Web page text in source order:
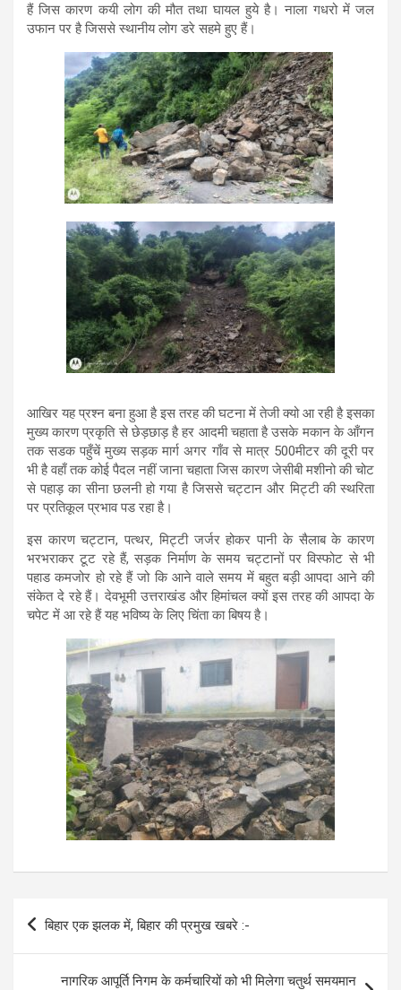
हैं जिस कारण कयी लोग की मौत तथा घायल हुये है। नाला गधरो में जल
उफान पर है जिससे स्थानीय लोग डरे सहमे हुए हैं।
आखिर यह प्रश्न बना हुआ है इस तरह की घटना में तेजी क्यो आ रही है इसका
मुख्य कारण प्रकृति से छेड़छाड़ है हर आदमी चहाता है उसके मकान के आँगन
तक सडक पहुँचें मुख्य सड़क मार्ग अगर गाँव से मात्र 500मीटर की दूरी पर
भी है वहाँ तक कोई पैदल नहीं जाना चहाता जिस कारण जेसीबी मशीनो की चोट
से पहाड़ का सीना छलनी हो गया है जिससे चट्टान और मिट्टी की स्थरिता
पर प्रतिकूल प्रभाव पड रहा है।
इस कारण चट्टान, पत्थर, मिट्टी जर्जर होकर पानी के सैलाब के कारण
भरभराकर टूट रहे हैं, सड़क निर्माण के समय चट्टानों पर विस्फोट से भी
पहाड कमजोर हो रहे हैं जो कि आने वाले समय में बहुत बड़ी आपदा आने की
संकेत दे रहे हैं। देवभूमी उत्तराखंड और हिमांचल क्यों इस तरह की आपदा के
चपेट में आ रहे हैं यह भविष्य के लिए चिंता का बिषय है।
Post
navigation
बिहार एक झलक में, बिहार की प्रमुख खबरे :-
नागरिक आपूर्ति निगम के कर्मचारियों को भी मिलेगा चतुर्थ समयमान